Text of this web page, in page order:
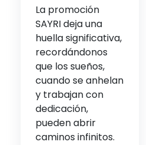
La promoción
SAYRI deja una
huella significativa,
recordándonos
que los sueños,
cuando se anhelan
y trabajan con
dedicación,
pueden abrir
caminos infinitos.